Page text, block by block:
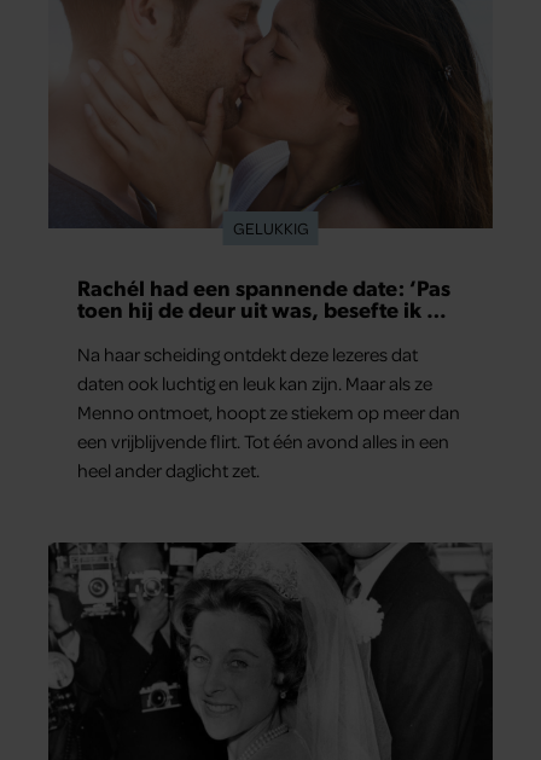
GELUKKIG
Rachél had een spannende date: ‘Pas
toen hij de deur uit was, besefte ik wat
Na haar scheiding ontdekt deze lezeres dat
daten ook luchtig en leuk kan zijn. Maar als ze
Menno ontmoet, hoopt ze stiekem op meer dan
een vrijblijvende flirt. Tot één avond alles in een
heel ander daglicht zet.